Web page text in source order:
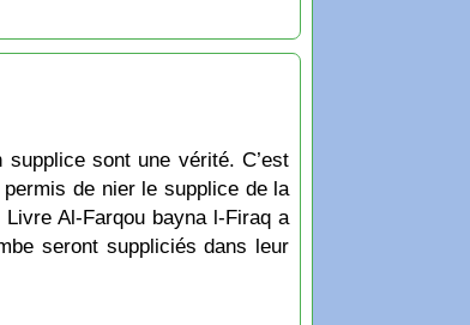
supplice sont une vérité. C’est
de nier le supplice de la
Al-Farqou bayna l-Firaq a
seront suppliciés dans leur